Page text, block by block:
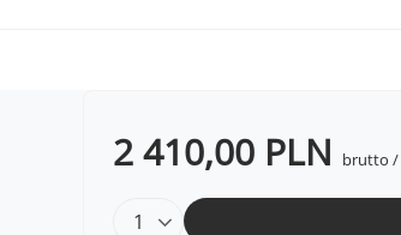
2 410,00 PLN brutto /